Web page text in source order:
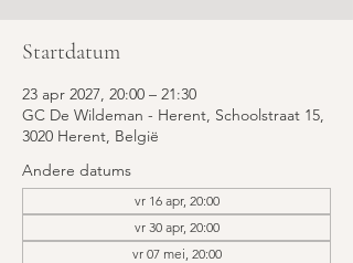
Startdatum
23 apr 2027, 20:00 – 21:30
GC De Wildeman - Herent, Schoolstraat 15,
3020 Herent, België
Andere datums
vr 16 apr, 20:00
vr 30 apr, 20:00
vr 07 mei, 20:00